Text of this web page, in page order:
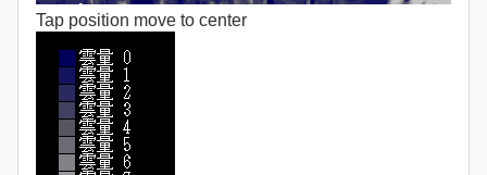
Tap position move to center